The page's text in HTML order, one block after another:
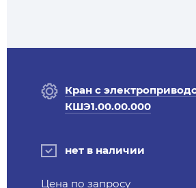
Кран с
КШЭ1.00.00.000
нет в наличии
Цена по запросу